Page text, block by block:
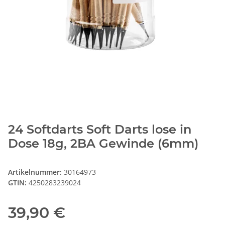
24 Softdarts Soft Darts lose in
Dose 18g, 2BA Gewinde (6mm)
Artikelnummer: 30164973
GTIN: 4250283239024
39,90 €